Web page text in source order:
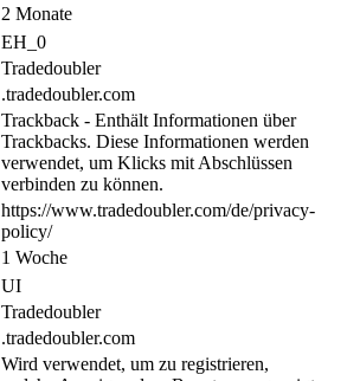
2 Monate
EH_0
Tradedoubler
.tradedoubler.com
Trackback - Enthält Informationen über
Trackbacks. Diese Informationen werden
verwendet, um Klicks mit Abschlüssen
verbinden zu können.
https://www.tradedoubler.com/de/privacy-
policy/
1 Woche
UI
Tradedoubler
.tradedoubler.com
Wird verwendet, um zu registrieren,